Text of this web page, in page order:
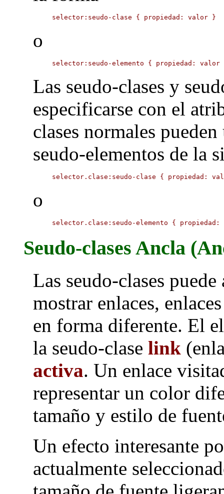
selector:seudo-clase { propiedad: valor }
o
selector:seudo-elemento { propiedad: valor
Las seudo-clases y
especificarse con el
clases normales
seudo-elementos de la
selector.clase:seudo-clase { propiedad:
o
selector.clase:seudo-elemento {
Seudo-clases Ancla
Las seudo-clases
mostrar enlaces,
en forma diferente. El
la seudo-clase link
activa. Un enlace
representar un color
tamaño y estilo de
Un efecto interesante
actualmente